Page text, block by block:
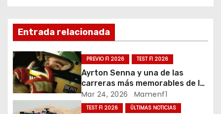
a
c
i
ó
n
Entrada relacionada
PREVIO F1 2026 TEST F1 2026
Ayrton Senna y una de las
carreras más memorables de la
historia de la Fórmula 1 en
Suzuka 1988 / Previo GP Japón
Mar 24, 2026 Mamenf1
TEST F1 2026 ÚLTIMAS NOTICIAS